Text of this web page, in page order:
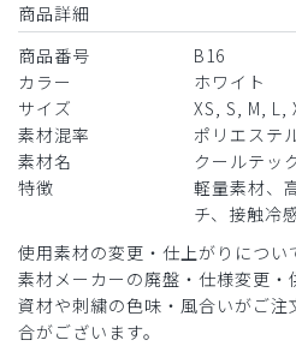
商品：B16メンズ白衣:ショー
テックプルーフ/白/XL
ご購入者様
購入確認済み
年齢:30代 身長: 171-175cm
商品詳細
商品番号
B16
カラー
ホワイト
サイズ
XS, S, M, L,
素材混率
ポリエステ
素材名
クールテッ
特徴
軽量素材、
チ、接触冷
使用素材の変更・仕上がりについ
素材メーカーの廃盤・仕様変更・
資材や刺繍の色味・風合いがご注
合がございます。